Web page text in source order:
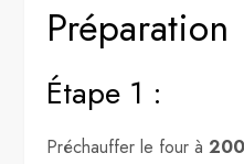
Préparation
Étape 1 :
Préchauffer le four à